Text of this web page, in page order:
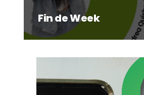
Fin de Week